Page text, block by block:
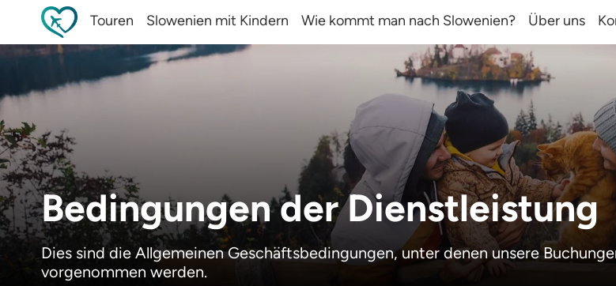
Touren Slowenien mit Kindern Wie kommt man nach Slowenien? Über uns
Bedingungen der Dienstleistung
Dies sind die Allgemeinen Geschäftsbedingungen, unter denen unsere
vorgenommen werden.